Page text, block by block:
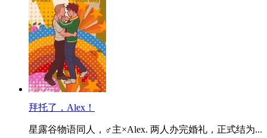
拜托了，Alex！
星露谷物语同人，♂主×Alex. 两人办完婚礼，正式结为...